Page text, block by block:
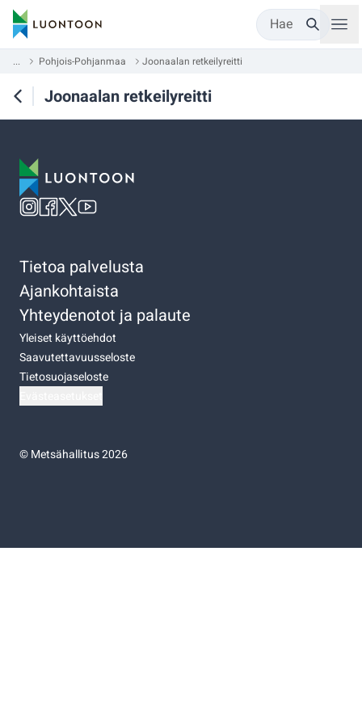
Hae
... Pohjois-Pohjanmaa Joonaalan retkeilyreitti
Joonaalan retkeilyreitti
Tietoa palvelusta
Ajankohtaista
Yhteydenotot ja palaute
Yleiset käyttöehdot
Saavutettavuusseloste
Tietosuojaseloste
©Metsähallitus 2026